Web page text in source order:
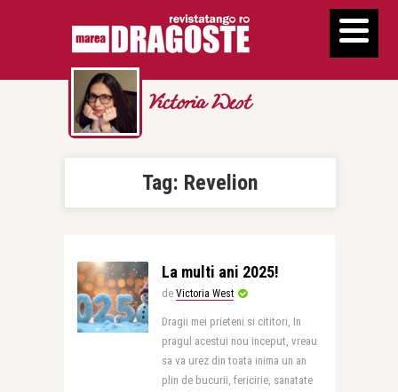
Victoria West
Tag: Revelion
La multi ani 2025!
de Victoria West
Dragii mei prieteni si cititori, In
pragul acestui nou inceput, vreau
sa va urez din toata inima un an
plin de bucurii, fericirie, sanatate